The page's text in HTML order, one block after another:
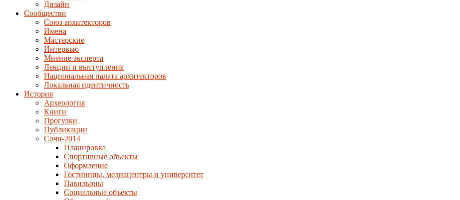
Дизайн
Сообщество
Союз архитекторов
Имена
Мастерские
Интервью
Мнение эксперта
Лекции и выступления
Национальная палата архитекторов
Локальная идентичность
История
Археология
Книги
Прогулки
Публикации
Сочи-2014
Планировка
Спортивные объекты
Оформление
Гостиницы, медиацентры и университет
Павильоны
Социальные объекты